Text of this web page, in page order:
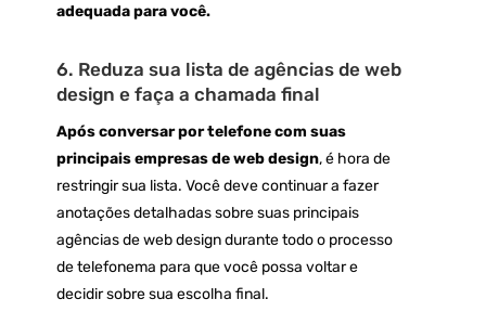
adequada para você.
6. Reduza sua lista de agências de web
design e faça a chamada final
Após conversar por telefone com suas
principais empresas de web design, é hora de
restringir sua lista. Você deve continuar a fazer
anotações detalhadas sobre suas principais
agências de web design durante todo o processo
de telefonema para que você possa voltar e
decidir sobre sua escolha final.